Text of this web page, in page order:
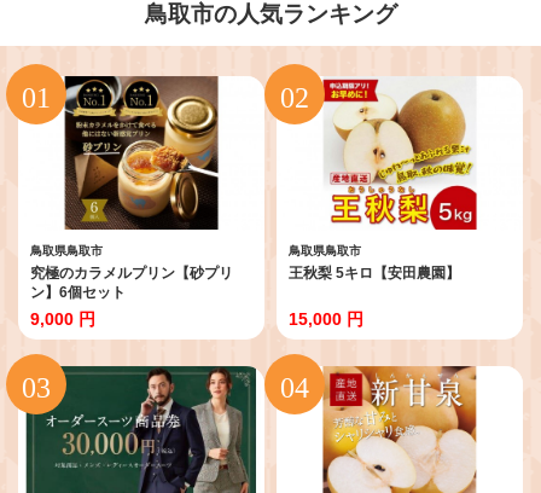
鳥取市の人気ランキング
鳥取県鳥取市
究極のカラメルプリン【砂プリ
ン】6個セット
9,000 円
鳥取県鳥取市
王秋梨 5キロ【安田農園】
15,000 円